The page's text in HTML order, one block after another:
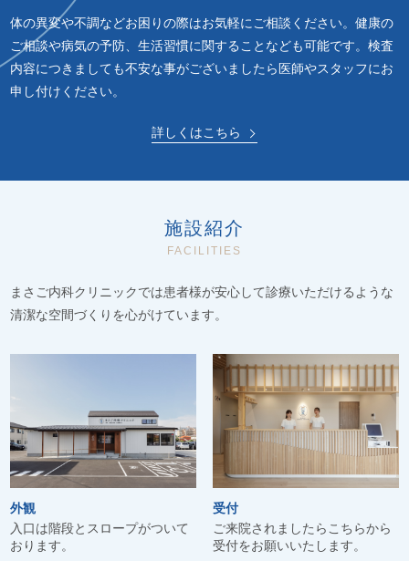
体の異変や不調などお困りの際はお気軽にご相談ください。健康の
ご相談や病気の予防、生活習慣に関することなども可能です。検査
内容につきましても不安な事がございましたら医師やスタッフにお
申し付けください。
詳しくはこちら
施設紹介
FACILITIES
まさご内科クリニックでは患者様が安心して診療いただけるような
清潔な空間づくりを心がけています。
外観
入口は階段とスロープがついて
おります。
受付
ご来院されましたらこちらから
受付をお願いいたします。